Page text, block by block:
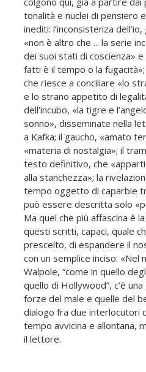
tonalità e nuclei di pensiero
inediti: l’inconsistenza
«non è altro che ... la serie
dei suoi stati di coscienza»
fatti è il tempo o la
che riesce a conciliare «lo
e lo strano appetito di
dell’incubo, «la tigre e
sonno», disseminate nella
a Kafka; il gaucho, «amato
«materia di nostalgia»; il
testo definitivo, che
alla stanchezza»; la
tempo oggetto di caparbie
può essere descritta solo
Ma quel che più affascina è
questi scritti, capaci, quale
prescelto, di espandere il
con un semplice inciso: «Nel
Walpole, “come in quello
quello di Hollywood”, c’è
forze del male e quelle del
dialogo fra due interlocutori
tempo avvicina e allontana,
il lettore.